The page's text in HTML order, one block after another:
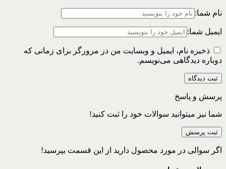
نام شما:
ایمیل شما:
ذخیره نام، ایمیل و وبسایت من در مرورگر برای زمانی که
دوباره دیدگاهی می‌نویسم.
پرسش و پاسخ
شما نیز میتوانید سوالات خود را ثبت کنید!
ثبت پرسش
اگر سوالی در مورد محصول دارید از این قسمت بپرسید!